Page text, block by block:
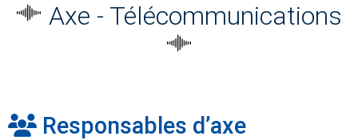
Axe - Télécommunications
Responsables d’axe